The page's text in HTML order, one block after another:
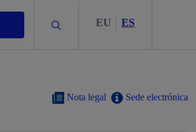
Buscar EU ES
Sede electrónica
Nota legal